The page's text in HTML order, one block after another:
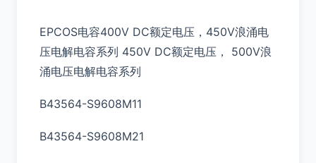
EPCOS电容400V DC额定电压，450V浪涌电
压电解电容系列 450V DC额定电压， 500V浪
涌电压电解电容系列
B43564-S9608M11
B43564-S9608M21